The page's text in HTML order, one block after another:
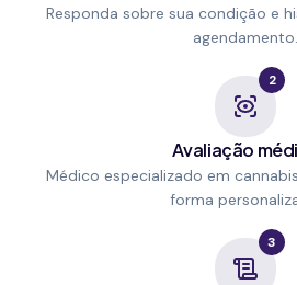
Responda sobre sua condição e
agendamento.
2
Avaliação
Médico especializado em
forma
3